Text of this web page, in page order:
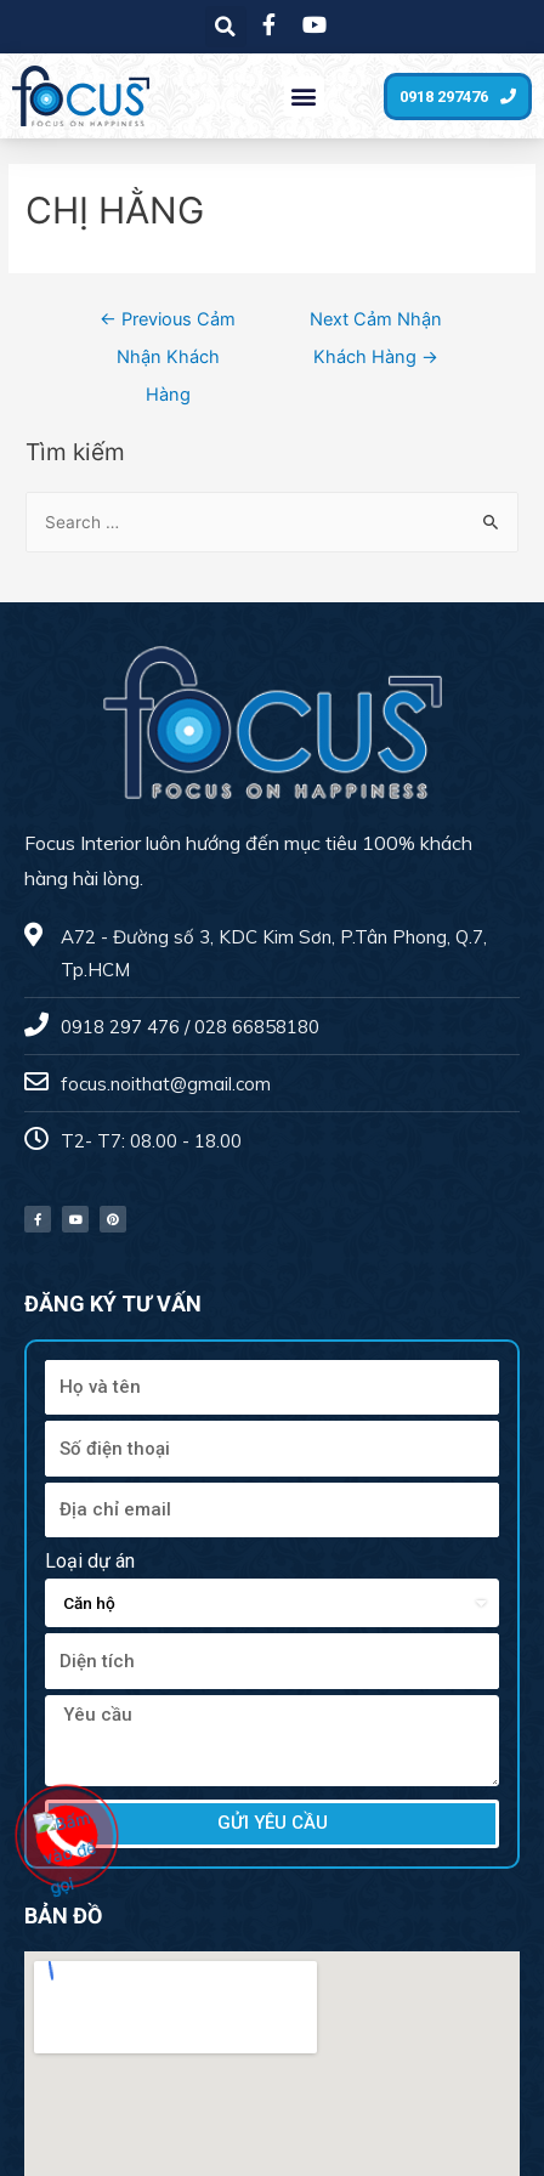
0918 297476
CHỊ HẰNG
← Previous Cảm
Nhận Khách
Hàng
Next Cảm Nhận
Khách Hàng →
Tìm kiếm
Focus Interior luôn hướng đến mục tiêu 100% khách
hàng hài lòng.
A72 - Đường số 3, KDC Kim Sơn, P.Tân Phong, Q.7,
Tp.HCM
0918 297 476 / 028 66858180
focus.noithat@gmail.com
T2- T7: 08.00 - 18.00
ĐĂNG KÝ TƯ VẤN
Loại dự án
GỬI YÊU CẦU
BẢN ĐỒ